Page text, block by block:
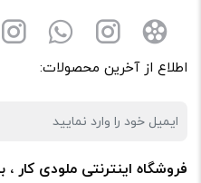
اطلاع از آخرین محصولات:
فروشگاه اینترنتی ملودی کار